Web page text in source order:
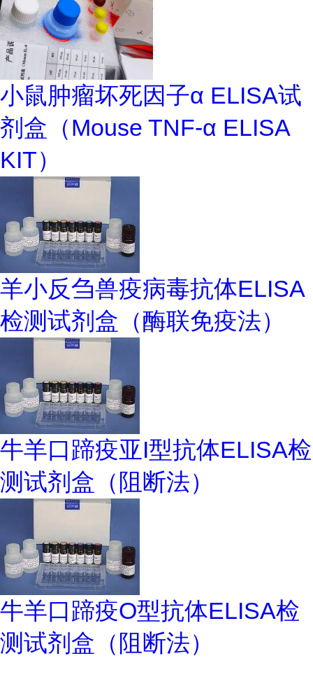
小鼠肿瘤坏死因子α ELISA试
剂盒（Mouse TNF-α ELISA
KIT）
羊小反刍兽疫病毒抗体ELISA
检测试剂盒（酶联免疫法）
牛羊口蹄疫亚I型抗体ELISA检
测试剂盒（阻断法）
牛羊口蹄疫O型抗体ELISA检
测试剂盒（阻断法）